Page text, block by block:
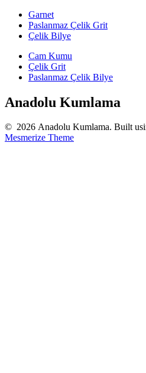
Garnet
Paslanmaz Çelik Grit
Çelik Bilye
Cam Kumu
Çelik Grit
Paslanmaz Çelik Bilye
Anadolu Kumlama
© 2026 Anadolu Kumlama. Built
Mesmerize Theme